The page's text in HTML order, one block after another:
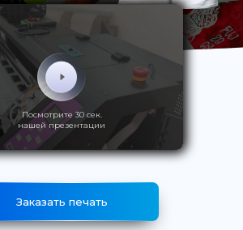
Посмотрите 30 сек.
нашей презентации
Заказать печать